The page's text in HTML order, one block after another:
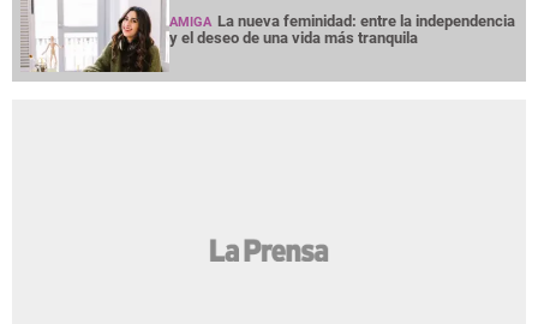
AMIGA La nueva feminidad: entre la independencia
y el deseo de una vida más tranquila